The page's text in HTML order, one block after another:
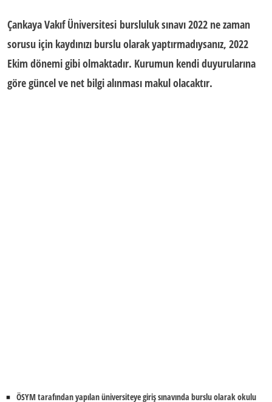
Çankaya Vakıf Üniversitesi bursluluk sınavı 2022 ne zaman
sorusu için kaydınızı burslu olarak yaptırmadıysanız, 2022
Ekim dönemi gibi olmaktadır. Kurumun kendi duyurularına
göre güncel ve net bilgi alınması makul olacaktır.
ÖSYM tarafından yapılan üniversiteye giriş sınavında burslu olarak okulu